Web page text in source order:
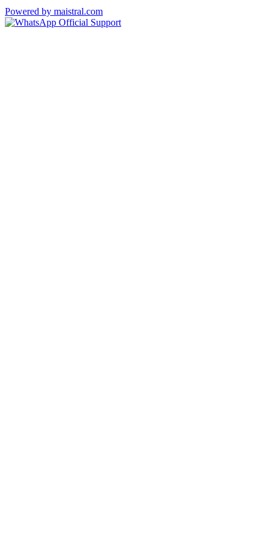
Powered by maistral.com